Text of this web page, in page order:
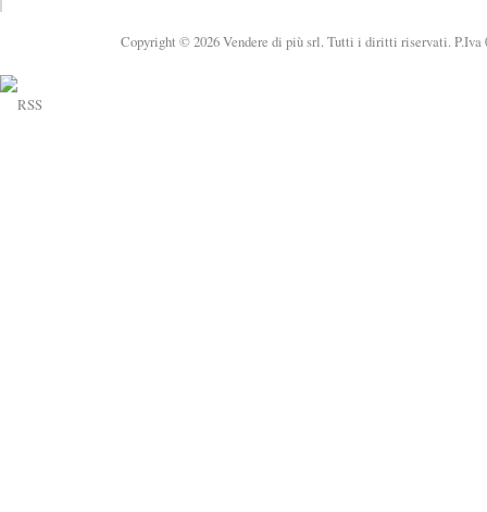
Copyright © 2026 Vendere di più srl. Tutti i diritti riservati. P.Iva